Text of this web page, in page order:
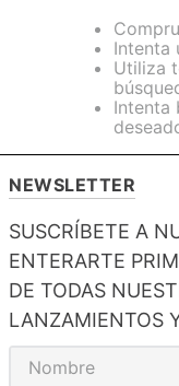
Intenta
Utiliza
Intenta
NEWSLETTER
SUSCRÍBETE A
ENTERARTE
DE TODAS
LANZAMIENTOS